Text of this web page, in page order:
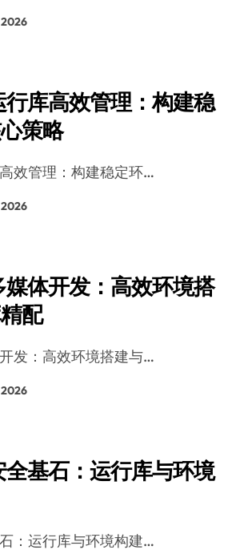
库高效管理：构建稳
策略
高效管理：构建稳定环…
体开发：高效环境搭
配
开发：高效环境搭建与…
基石：运行库与环境
石：运行库与环境构建…